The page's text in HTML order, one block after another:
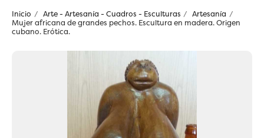
Inicio Arte - Artesanía - Cuadros - Esculturas
Artesanía
Mujer africana de grandes pechos. Escultura en madera. Origen
cubano. Erótica.